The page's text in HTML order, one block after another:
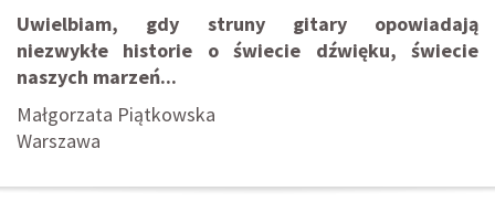
Uwielbiam, gdy struny gitary opowiadają
niezwykłe historie o świecie dźwięku, świecie
naszych marzeń...
Małgorzata Piątkowska
Warszawa